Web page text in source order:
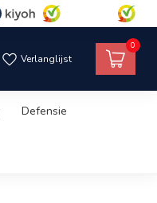
Verlanglijst
0
Defensie